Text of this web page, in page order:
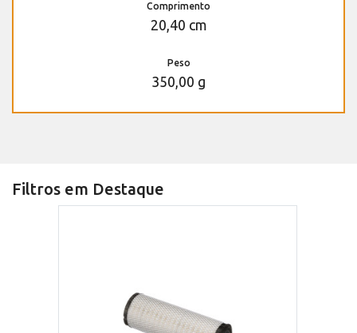
Comprimento
20,40 cm
Peso
350,00 g
Filtros em Destaque